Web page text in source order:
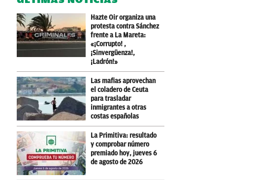
Hazte Oir organiza una
protesta contra Sánchez
frente a La Mareta:
«¡Corrupto! ,
¡Sinvergüenza!,
¡Ladrón!»
Las mafias aprovechan
el coladero de Ceuta
para trasladar
inmigrantes a otras
costas españolas
La Primitiva: resultado
y comprobar número
premiado hoy, jueves 6
de agosto de 2026